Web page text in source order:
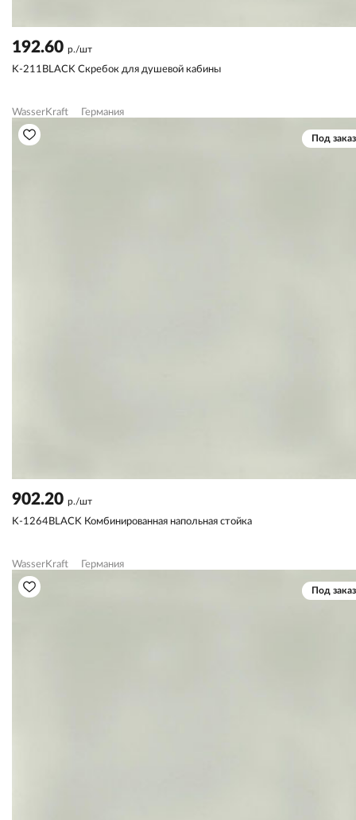
192.60 р./шт
K-211BLACK Скребок для душевой кабины
WasserKraft Германия
Под заказ
902.20 р./шт
K-1264BLACK Комбинированная напольная стойка
WasserKraft Германия
Под заказ